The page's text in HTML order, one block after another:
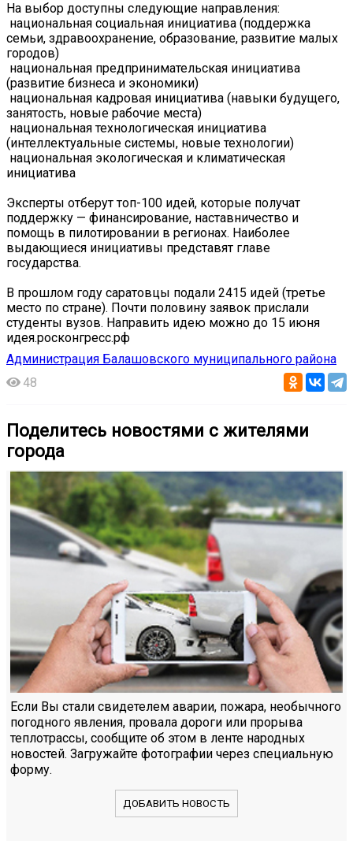
На выбор доступны следующие направления:
️ национальная социальная инициатива (поддержка
семьи, здравоохранение, образование, развитие малых
городов)
️ национальная предпринимательская инициатива
(развитие бизнеса и экономики)
️ национальная кадровая инициатива (навыки будущего,
занятость, новые рабочие места)
️ национальная технологическая инициатива
(интеллектуальные системы, новые технологии)
️ национальная экологическая и климатическая
инициатива
Эксперты отберут топ-100 идей, которые получат
поддержку — финансирование, наставничество и
помощь в пилотировании в регионах. Наиболее
выдающиеся инициативы представят главе
государства.
В прошлом году саратовцы подали 2415 идей (третье
место по стране). Почти половину заявок прислали
студенты вузов. Направить идею можно до 15 июня
идея.росконгресс.рф
Администрация Балашовского муниципального района
48
Поделитесь новостями с жителями
города
Если Вы стали свидетелем аварии, пожара, необычного
погодного явления, провала дороги или прорыва
теплотрассы, сообщите об этом в ленте народных
новостей. Загружайте фотографии через специальную
форму.
ДОБАВИТЬ НОВОСТЬ